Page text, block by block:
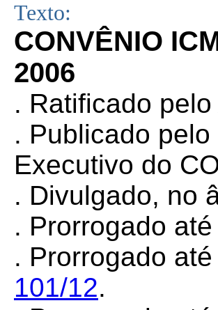
Texto:
CONVÊNIO
2006
. Ratificado
. Publicado
Executivo do
. Divulgado, no
. Prorrogado
. Prorrogado
101/12.